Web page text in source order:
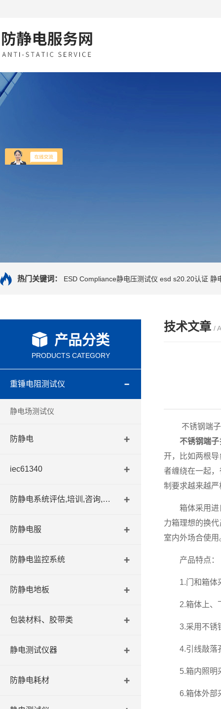
热门关键词： ESD Compliance静电压测试仪 esd s20.20认证 静
产品分类
PRODUCTS CATEGORY
重锤电阻测试仪
静电场测试仪
防静电
iec61340
防静电系统评估,培训,咨询,认证
防静电服
防静电监控系统
防静电地板
包装材料、胶带类
静电测试仪器
防静电耗材
技术文章 /
不锈钢端子
不锈钢端子
开，比如两根
者缠绕在一起
制要求越来越
箱体采用进口
力箱理想的换
室内外场合使用
产品特点：
1.门和箱体采
2.箱体上、下
3.采用不锈钢
4.引线敲落孔
5.箱内照明采
6.箱体外部采